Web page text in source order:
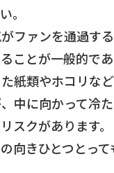
。
ファンを通過す
ことが一般的で
紙類やホコリな
中に向かって冷
スクがあります。
向きひとつとっ